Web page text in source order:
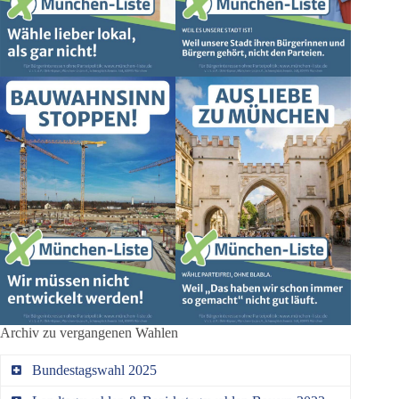
Archiv zu vergangenen Wahlen
Bundestagswahl 2025